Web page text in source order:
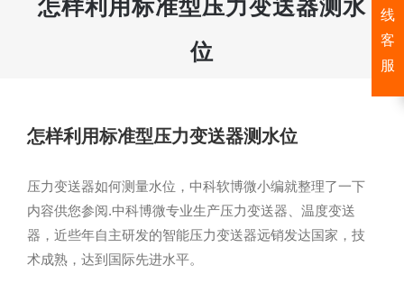
怎样利用标准型压力变送器测水
位
怎样利用标准型压力变送器测水位
压力变送器如何测量水位，中科软博微小编就整理了一下
内容供您参阅.中科博微专业生产压力变送器、温度变送
器，近些年自主研发的智能压力变送器远销发达国家，技
术成熟，达到国际先进水平。
线
客
服